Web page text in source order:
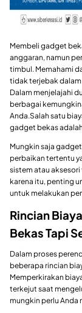
Membeli gadget
anggaran, namun
timbul. Memahami
tidak terjebak
Dalam menjelajahi
berbagai
Anda.Salah satu
gadget bekas
Mungkin saja
perbaikan tertentu
sistem atau
karena itu, penting
untuk melakukan
Rincian
Bekas Tapi
Dalam proses
beberapa rincian
Memperkirakan
terkejut saat
mungkin perlu Anda